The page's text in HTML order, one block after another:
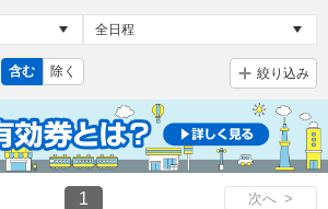
含む 除く 絞り込み
1 次へ >